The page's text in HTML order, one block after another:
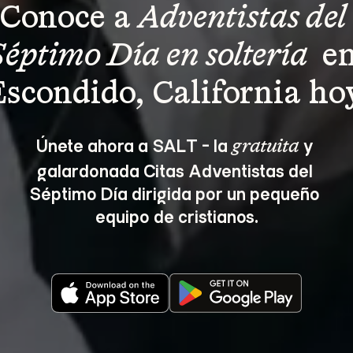
Conoce a Adventistas del
Día en soltería
California
Únete ahora a SALT - la gratuita y
galardonada Citas Adventistas del
Séptimo Día dirigida por un pequeño
equipo de cristianos.